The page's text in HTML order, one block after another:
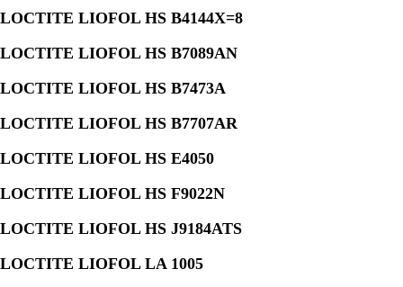
LOCTITE LIOFOL HS B4144X=8
LOCTITE LIOFOL HS B7089AN
LOCTITE LIOFOL HS B7473A
LOCTITE LIOFOL HS B7707AR
LOCTITE LIOFOL HS E4050
LOCTITE LIOFOL HS F9022N
LOCTITE LIOFOL HS J9184ATS
LOCTITE LIOFOL LA 1005